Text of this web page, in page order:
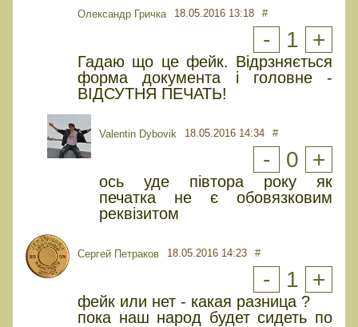
Олександр Гричка 18.05.2016 13:18 #
- 1 +
Гадаю що це фейк. Відрзняється
форма документа і головне -
ВІДСУТНЯ ПЕЧАТЬ!
Valentin Dybovik 18.05.2016 14:34 #
- 0 +
ось уде півтора року як
печатка не є обовязковим
реквізитом
Сергей Петраков 18.05.2016 14:23 #
- 1 +
фейк или нет - какая разница ?
пока наш народ будет сидеть по